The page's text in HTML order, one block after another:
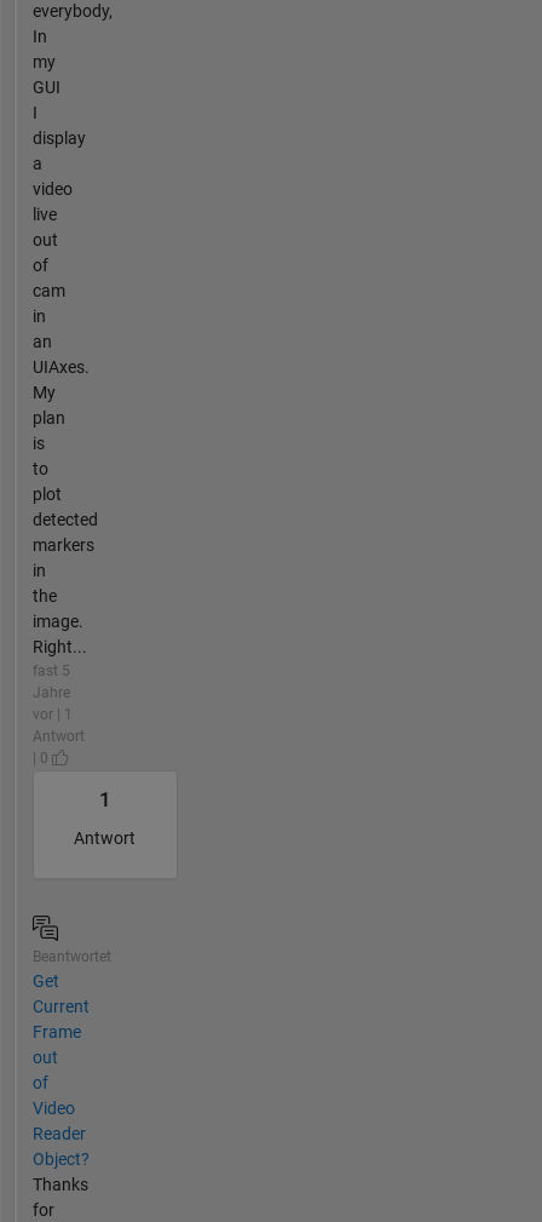
everybody,
In
my
GUI
I
display
a
video
live
out
of
cam
in
an
UIAxes.
My
plan
is
to
plot
detected
markers
in
the
image.
Right...
fast 5
Jahre
vor | 1
Antwort
| 0
1
Antwort
Beantwortet
Get
Current
Frame
out
of
Video
Reader
Object?
Thanks
for